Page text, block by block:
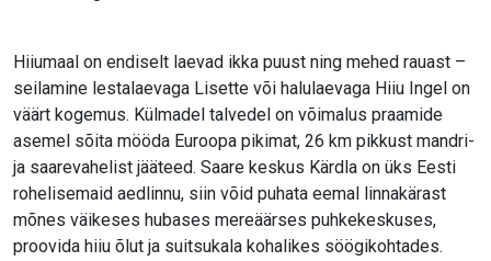
Hiiumaal on endiselt laevad ikka puust ning mehed rauast –
seilamine lestalaevaga Lisette või halulaevaga Hiiu Ingel on
väärt kogemus. Külmadel talvedel on võimalus praamide
asemel sõita mööda Euroopa pikimat, 26 km pikkust mandri-
ja saarevahelist jääteed. Saare keskus Kärdla on üks Eesti
rohelisemaid aedlinnu, siin võid puhata eemal linnakärast
mõnes väikeses hubases mereäärses puhkekeskuses,
proovida hiiu õlut ja suitsukala kohalikes söögikohtades.